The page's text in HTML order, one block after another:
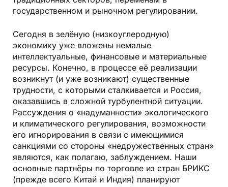
государственном и рыночном регулировании.
Сегодня в зелёную (низкоуглеродную)
экономику уже вложены немалые
интеллектуальные, финансовые и материальные
ресурсы. Конечно, в процессе её реализации
возникнут (и уже возникают) существенные
трудности, с которыми сталкивается и Россия,
оказавшись в сложной турбулентной ситуации.
Рассуждения о «надуманности» экологического
и климатического регулирования, возможности
его игнорирования в связи с имеющимися
санкциями со стороны «недружественных стран»
являются, как полагаю, заблуждением. Наши
основные партнёры по торговле из стран БРИКС
(прежде всего Китай и Индия) планируют